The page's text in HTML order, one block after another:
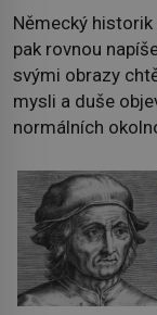
Německý historik
pak rovnou
svými obrazy
mysli a duše
normálních